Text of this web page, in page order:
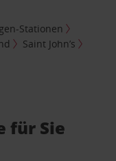
Stationen
Saint John’s
für Sie